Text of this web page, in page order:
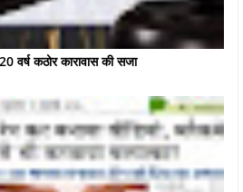
वर्ष कठोर कारावास की सजा